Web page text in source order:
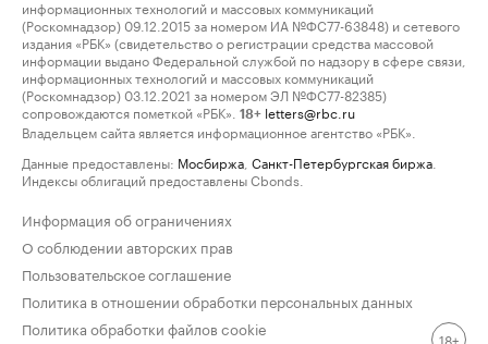
информационных технологий и массовых коммуникаций
(Роскомнадзор) 09.12.2015 за номером ИА №ФС77-63848) и сетевого
издания «РБК» (свидетельство о регистрации средства массовой
информации выдано Федеральной службой по надзору в сфере связи,
информационных технологий и массовых коммуникаций
(Роскомнадзор) 03.12.2021 за номером ЭЛ №ФС77-82385)
сопровождаются пометкой «РБК».
18+ letters@rbc.ru
Владельцем сайта является информационное агентство «РБК».
Данные предоставлены: Мосбиржа Санкт-Петербургская биржа
Индексы облигаций предоставлены Cbonds.
Информация об ограничениях
О соблюдении авторских прав
Пользовательское соглашение
Политика в отношении обработки персональных данных
Политика обработки файлов cookie
18+